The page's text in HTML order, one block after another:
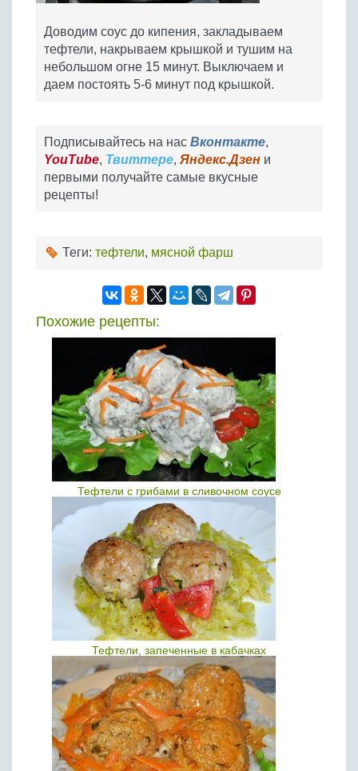
Доводим соус до кипения, закладываем
тефтели, накрываем крышкой и тушим на
небольшом огне 15 минут. Выключаем и
даем постоять 5-6 минут под крышкой.
Подписывайтесь на нас Вконтакте,
YouTube, Твиттере, Яндекс.Дзен и
первыми получайте самые вкусные
рецепты!
Теги: тефтели, мясной фарш
Похожие рецепты:
Тефтели с грибами в сливочном соусе
Тефтели, запеченные в кабачках